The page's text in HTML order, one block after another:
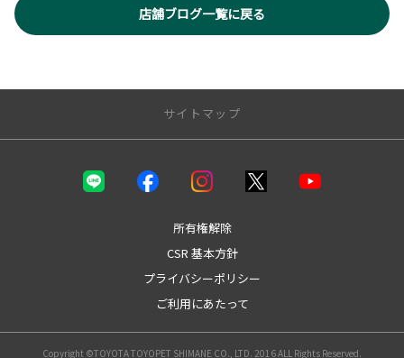
店舗ブログ一覧に戻る
サイトマップ
雲南店（店舗紹介・スタッフ紹介）
出雲店（店舗紹介・スタッフ紹介）
大田店（店舗紹介・スタッフ紹介）
所有権解除
CSR 基本方針
プライバシーポリシー
ご利用にあたって
Copyright ©TOYOTA TOYOPET SHIMANE CO., LTD. 2016 ALL Rights Reserved.